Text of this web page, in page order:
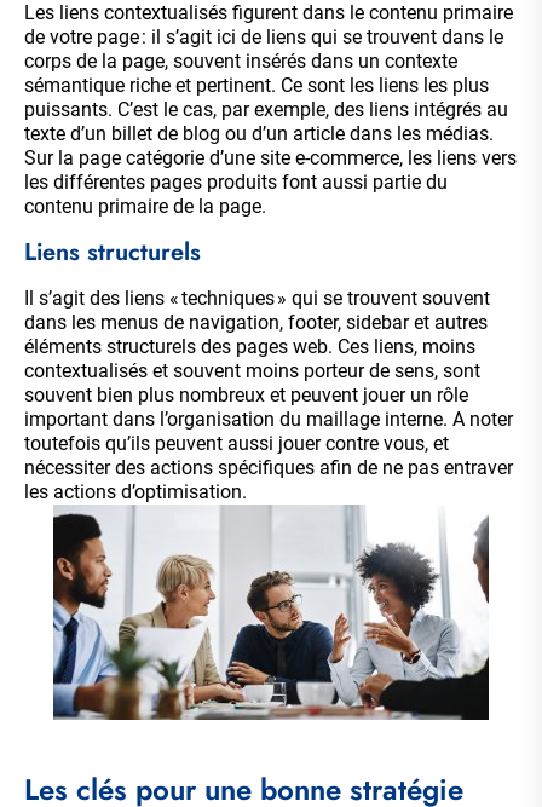
Les liens contextualisés figurent dans le contenu primaire
de votre page : il s’agit ici de liens qui se trouvent dans le
corps de la page, souvent insérés dans un contexte
sémantique riche et pertinent. Ce sont les liens les plus
puissants. C’est le cas, par exemple, des liens intégrés au
texte d’un billet de blog ou d’un article dans les médias.
Sur la page catégorie d’une site e-commerce, les liens vers
les différentes pages produits font aussi partie du
contenu primaire de la page.
Liens structurels
Il s’agit des liens « techniques » qui se trouvent souvent
dans les menus de navigation, footer, sidebar et autres
éléments structurels des pages web. Ces liens, moins
contextualisés et souvent moins porteur de sens, sont
souvent bien plus nombreux et peuvent jouer un rôle
important dans l’organisation du maillage interne. A noter
toutefois qu’ils peuvent aussi jouer contre vous, et
nécessiter des actions spécifiques afin de ne pas entraver
les actions d’optimisation.
Les clés pour une bonne stratégie